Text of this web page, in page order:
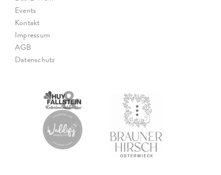
Events
Kontakt
Impressum
AGB
Datenschutz